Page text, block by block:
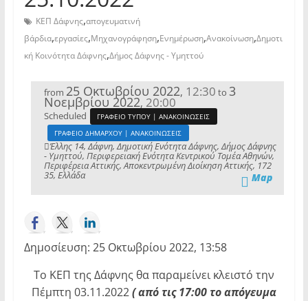
ΚΕΠ Δάφνης,απογευματινή
βάρδια,εργασίες,Μηχανογράφηση,Ενημέρωση,Ανακοίνωση,Δημοτι
κή Κοινότητα Δάφνης,Δήμος Δάφνης - Υμηττού
from 25 Οκτωβρίου 2022, 12:30 to 3
Νοεμβρίου 2022, 20:00
Scheduled
ΓΡΑΦΕΙΟ ΤΥΠΟΥ | ΑΝΑΚΟΙΝΩΣΕΙΣ
ΓΡΑΦΕΙΟ ΔΗΜΑΡΧΟΥ | ΑΝΑΚΟΙΝΩΣΕΙΣ
Έλλης 14, Δάφνη, Δημοτική Ενότητα Δάφνης, Δήμος Δάφνης
- Υμηττού, Περιφερειακή Ενότητα Κεντρικού Τομέα Αθηνών,
Περιφέρεια Αττικής, Αποκεντρωμένη Διοίκηση Αττικής, 172
35, Ελλάδα Map
Δημοσίευση: 25 Οκτωβρίου 2022, 13:58
Το ΚΕΠ της Δάφνης θα παραμείνει κλειστό την
Πέμπτη 03.11.2022( από τις 17:00 το απόγευμα